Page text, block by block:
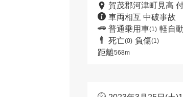
賀茂郡河津町見高
車両相互 中破事故
普通乗用車(1) 軽自
死亡(0) 負傷(1)
距離568m